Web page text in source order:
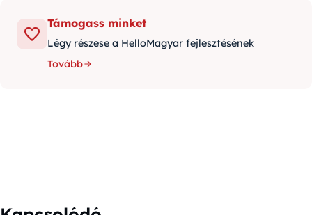
Támogass minket
Légy részese a HelloMagyar fejlesztésének
Tovább